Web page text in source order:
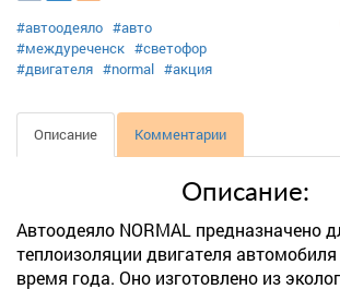
#автоодеяло #авто
#междуреченск #светофор
#двигателя #normal #акция
Описание Комментарии
Описание:
Автоодеяло NORMAL предназначено
теплоизоляции двигателя
время года. Оно изготовлено из